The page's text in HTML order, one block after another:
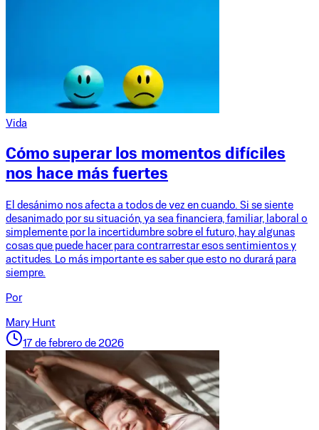
Vida
Cómo superar los momentos difíciles
nos hace más fuertes
El desánimo nos afecta a todos de vez en cuando. Si se siente
desanimado por su situación, ya sea financiera, familiar, laboral o
simplemente por la incertidumbre sobre el futuro, hay algunas
cosas que puede hacer para contrarrestar esos sentimientos y
actitudes. Lo más importante es saber que esto no durará para
siempre.
Por
Mary Hunt
17 de febrero de 2026